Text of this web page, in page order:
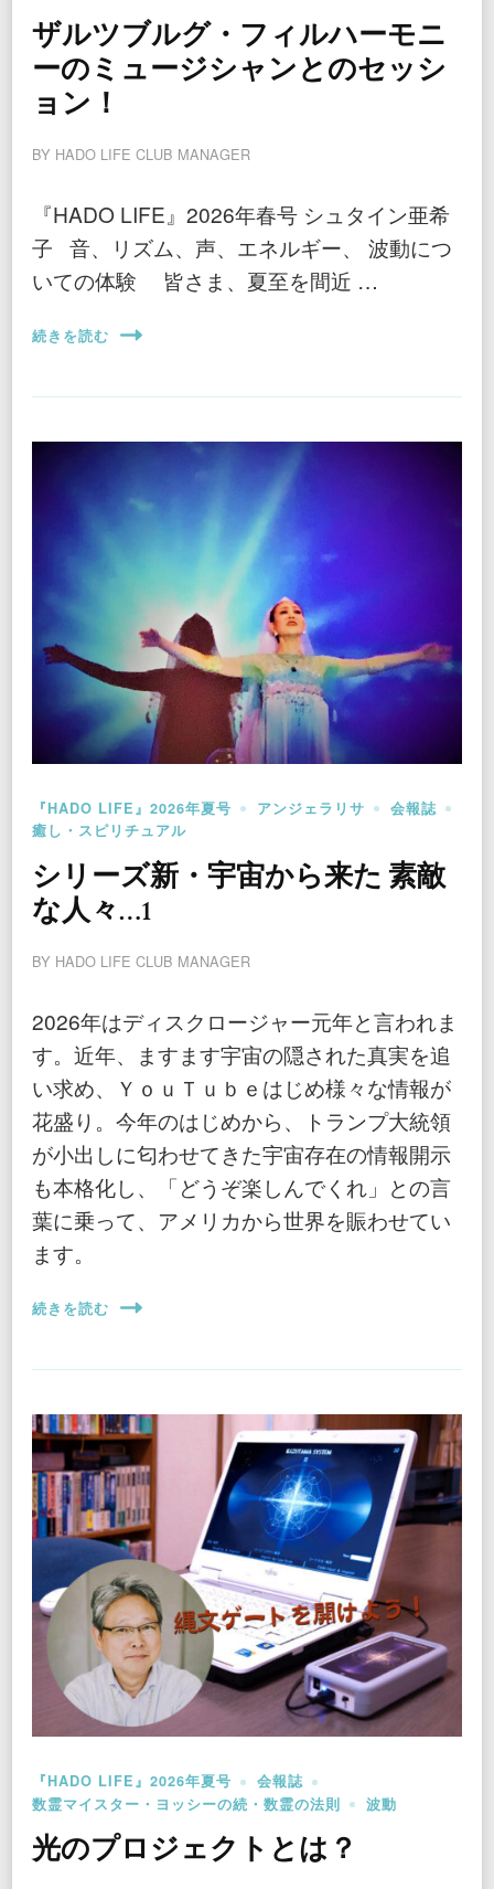
ザルツブルグ・フィルハーモニ
ーのミュージシャンとのセッシ
ョン！
BY HADO LIFE CLUB MANAGER
『HADO LIFE』2026年春号 シュタイン亜希
子 音、リズム、声、エネルギー、 波動につ
いての体験 皆さま、夏至を間近 …
続きを読む
『HADO LIFE』2026年夏号 アンジェラリサ
会報誌
癒し・スピリチュアル
シリーズ新・宇宙から来た 素敵
な人々…1
BY HADO LIFE CLUB MANAGER
2026年はディスクロージャー元年と言われま
す。近年、ますます宇宙の隠された真実を追
い求め、ＹｏｕＴｕｂｅはじめ様々な情報が
花盛り。今年のはじめから、トランプ大統領
が小出しに匂わせてきた宇宙存在の情報開示
も本格化し、「どうぞ楽しんでくれ」との言
葉に乗って、アメリカから世界を賑わせてい
ます。
続きを読む
『HADO LIFE』2026年夏号
会報誌
数霊マイスター・ヨッシーの続・数霊の法則
波動
光のプロジェクトとは？